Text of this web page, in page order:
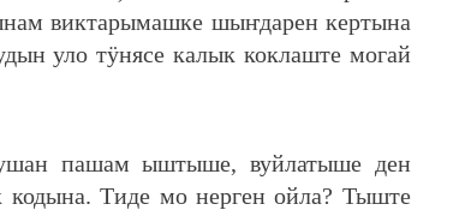
виктарымашке шыҥдарен кертына
уло тӱнясе калык коклаште могай
пашам ыштыше, вуйлатыше ден
Тиде мо нерген ойла? Тыште